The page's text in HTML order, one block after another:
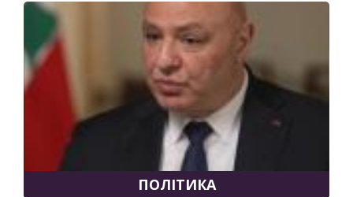
ПОЛІТИКА